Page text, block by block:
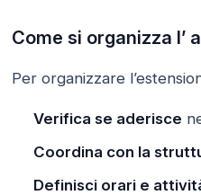
Come si organizza l’
Per organizzare
Verifica se aderisce
Coordina con la
Definisci orari e